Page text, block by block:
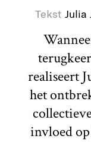
Tekst Julia
realiseert
het
invloed